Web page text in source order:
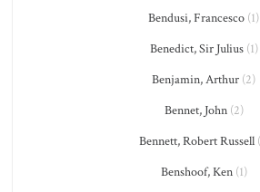
Bendusi, Francesco (1)
Benedict, Sir Julius(1)
Benjamin, Arthur (2)
Bennet, John(2)
Bennett, Robert Russell
Benshoof, Ken(1)